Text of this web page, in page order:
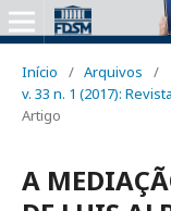
Início / Arquivos
/
v. 33 n. 1 (2017):
Artigo
A